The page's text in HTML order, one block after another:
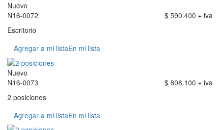
Nuevo
N16-0072
$ 590.400 + iva
Escritorio
Agregar a mi listaEn mi lista
Nuevo
N16-0073
$ 808.100 + iva
2 posiciones
Agregar a mi listaEn mi lista